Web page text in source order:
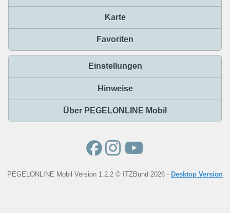
Karte
Favoriten
Einstellungen
Hinweise
Über PEGELONLINE Mobil
PEGELONLINE Mobil Version 1.2.2 © ITZBund 2026 - Desktop Version